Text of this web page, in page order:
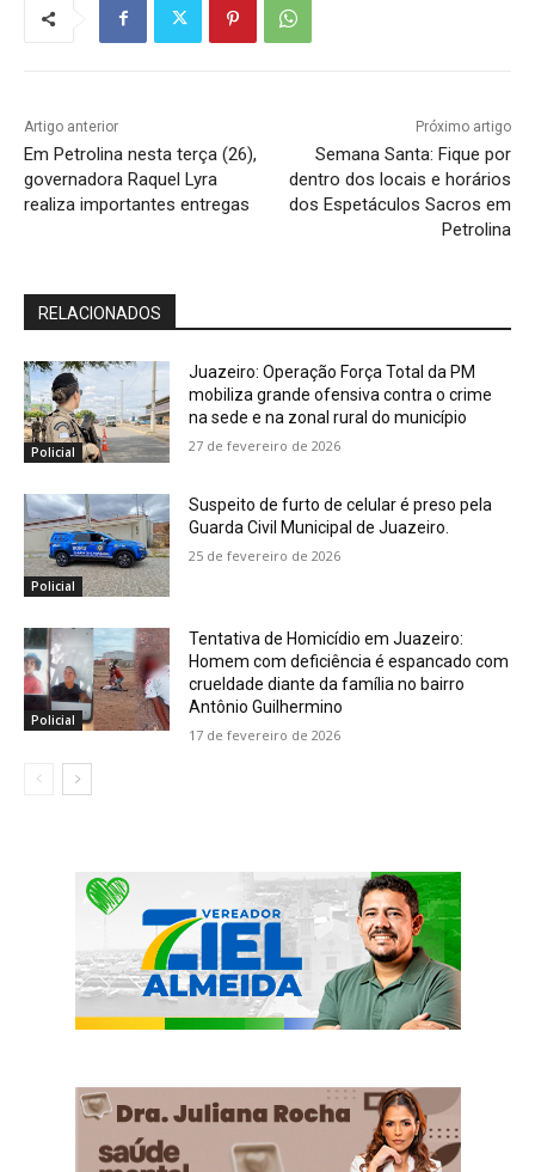
Artigo anterior
Em Petrolina nesta terça (26),
governadora Raquel Lyra
realiza importantes entregas
Próximo artigo
Semana Santa: Fique por
dentro dos locais e horários
dos Espetáculos Sacros em
Petrolina
RELACIONADOS
Policial
Juazeiro: Operação Força Total da PM
mobiliza grande ofensiva contra o crime
na sede e na zonal rural do município
27 de fevereiro de 2026
Policial
Suspeito de furto de celular é preso pela
Guarda Civil Municipal de Juazeiro.
25 de fevereiro de 2026
Policial
Tentativa de Homicídio em Juazeiro:
Homem com deficiência é espancado com
crueldade diante da família no bairro
Antônio Guilhermino
17 de fevereiro de 2026